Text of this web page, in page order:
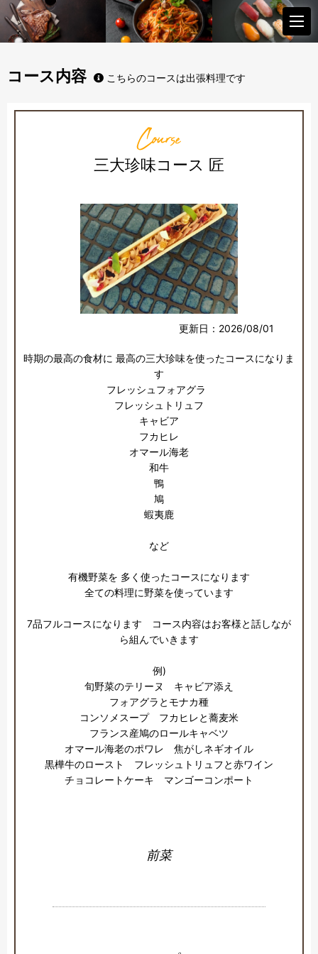
コース内容 こちらのコースは出張料理です
Course
三大珍味コース 匠
更新日：2026/08/01
時期の最高の食材に 最高の三大珍味を使ったコースになりま
す
フレッシュフォアグラ
フレッシュトリュフ
キャビア
フカヒレ
オマール海老
和牛
鴨
鳩
蝦夷鹿
など
有機野菜を 多く使ったコースになります
全ての料理に野菜を使っています
7品フルコースになります　コース内容はお客様と話しなが
ら組んでいきます
例)
旬野菜のテリーヌ　キャビア添え
フォアグラとモナカ種
コンソメスープ　フカヒレと蕎麦米
フランス産鳩のロールキャベツ
オマール海老のポワレ　焦がしネギオイル
黒樺牛のロースト　フレッシュトリュフと赤ワイン
チョコレートケーキ　マンゴーコンポート
前菜